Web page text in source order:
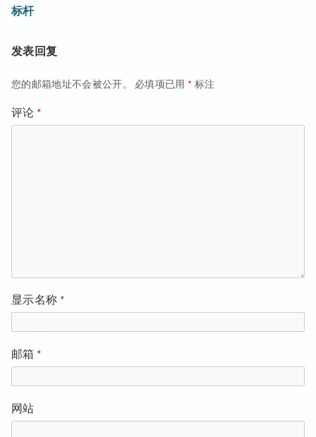
导
航
章：
标杆
发表回复
您的邮箱地址不会被公开。 必填项已用 * 标注
评论 *
显示名称 *
邮箱 *
网站